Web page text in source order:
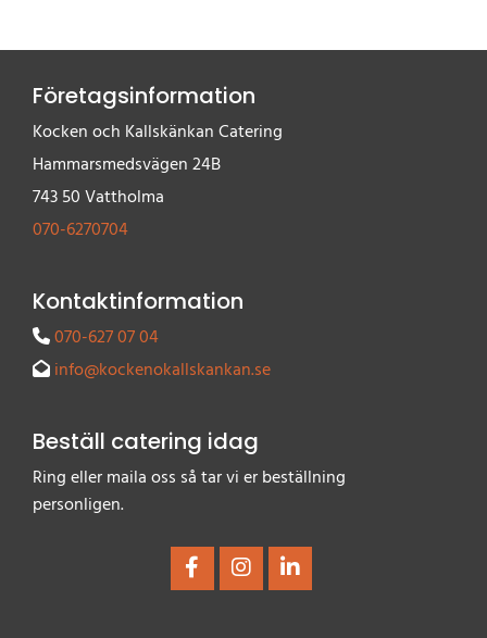
Företagsinformation
Kocken och Kallskänkan Catering
Hammarsmedsvägen 24B
743 50 Vattholma
070-6270704
Kontaktinformation
 070-627 07 04
 info@kockenokallskankan.se
Beställ catering idag
Ring eller maila oss så tar vi er beställning
personligen.